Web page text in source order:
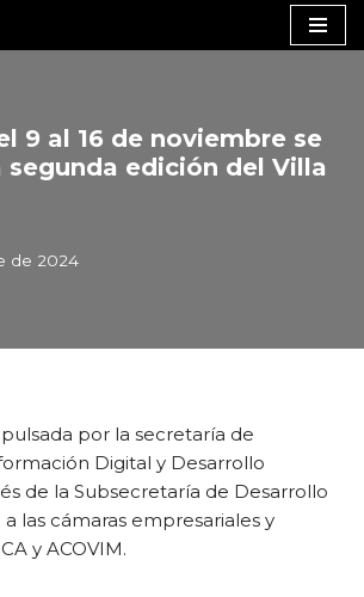
9 al 16 de noviembre se
segunda edición del Villa
de 2024
por la secretaría de
Digital y Desarrollo
de la Subsecretaría de Desarrollo
las cámaras empresariales y
y ACOVIM.